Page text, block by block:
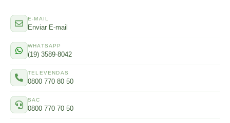
E-MAIL
Enviar E-mail
WHATSAPP
(19) 3589-8042
TELEVENDAS
0800 770 80 50
SAC
0800 770 70 50